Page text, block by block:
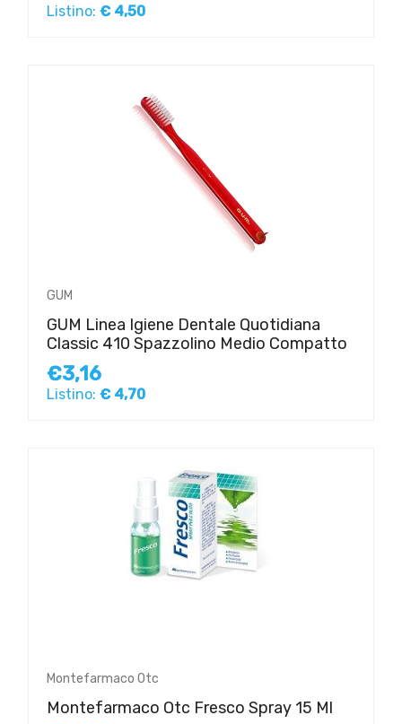
Listino: € 4,50
GUM
GUM Linea Igiene Dentale Quotidiana
Classic 410 Spazzolino Medio Compatto
€3,16
Listino: € 4,70
Montefarmaco Otc
Montefarmaco Otc Fresco Spray 15 Ml